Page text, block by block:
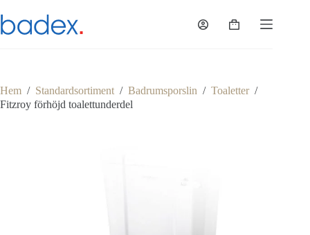
till
innehåll
Varukorg
Hem / Standardsortiment / Badrumsporslin / Toaletter /
Fitzroy förhöjd toalettunderdel